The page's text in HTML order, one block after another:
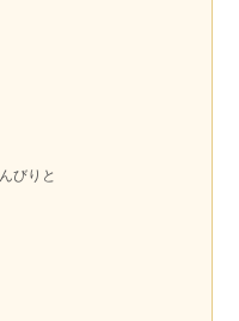
びりと